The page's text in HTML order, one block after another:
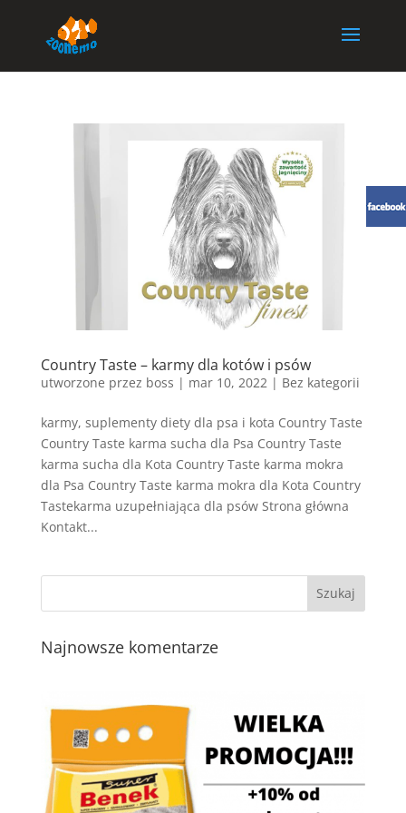
Country Taste – karmy dla kotów i psów
utworzone przez boss | mar 10, 2022 | Bez kategorii
karmy, suplementy diety dla psa i kota Country Taste
Country Taste karma sucha dla Psa Country Taste
karma sucha dla Kota Country Taste karma mokra
dla Psa Country Taste karma mokra dla Kota Country
Tastekarma uzupełniająca dla psów Strona główna
Kontakt...
Najnowsze komentarze